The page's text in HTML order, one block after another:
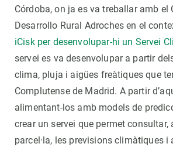
Córdoba, on ja es va treballar amb el
Desarrollo Rural Adroches en el
iCisk per desenvolupar-hi un Servei
servei es va desenvolupar a partir
clima, pluja i aigües freàtiques que
Complutense de Madrid. A partir
alimentant-los amb models de
crear un servei que permet consultar,
parcel·la, les previsions climàtiques i